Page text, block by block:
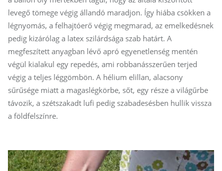
levegő tömege végig állandó maradjon. Így hiába csökken a
légnyomás, a felhajtóerő végig megmarad, az emelkedésnek
pedig kizárólag a latex szilárdsága szab határt. A
megfeszített anyagban lévő apró egyenetlenség mentén
végül kialakul egy repedés, ami robbanásszerűen terjed
végig a teljes léggömbön. A hélium elillan, alacsony
sűrűsége miatt a magaslégkörbe, sőt, egy része a világűrbe
távozik, a szétszakadt lufi pedig szabadesésben hullik vissza
a földfelszínre.